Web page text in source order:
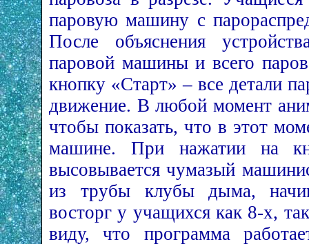
паровую машину с
После объяснения
паровой машины и всего
кнопку «Старт» – все детали
движение. В любой момент
чтобы показать, что в этот
машине. При нажатии на
высовывается чумазый
из трубы клубы дыма,
восторг у учащихся как 8-­х,
виду, что программа